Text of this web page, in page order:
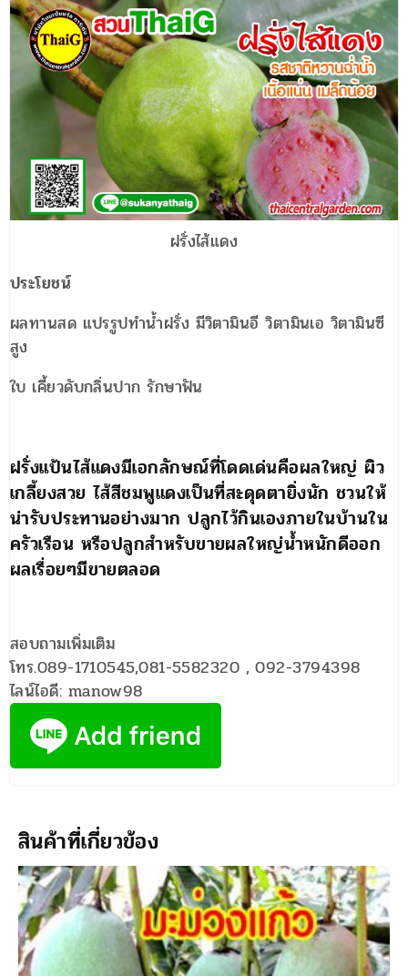
ฝรั่งไส้แดง
ประโยชน์
ผลทานสด แปรรูปทำน้ำฝรั่ง มีวิตามินอี วิตามินเอ วิตามินซี
สูง
ใบ เคี้ยวดับกลิ่นปาก รักษาฟัน
ฝรั่งแป้นไส้แดงมีเอกลักษณ์ที่โดดเด่นคือผลใหญ่ ผิว
เกลี้ยงสวย ไส้สีชมพูแดงเป็นที่สะดุดตายิ่งนัก ชวนให้
น่ารับประทานอย่างมาก ปลูกไว้กินเองภายในบ้านใน
ครัวเรือน หรือปลูกสำหรับขายผลใหญ่น้ำหนักดีออก
ผลเรื่อยๆมีขายตลอด
สอบถามเพิ่มเติม
โทร.089-1710545,081-5582320 , 092-3794398
ไลน์ไอดี: manow98
สินค้าที่เกี่ยวข้อง